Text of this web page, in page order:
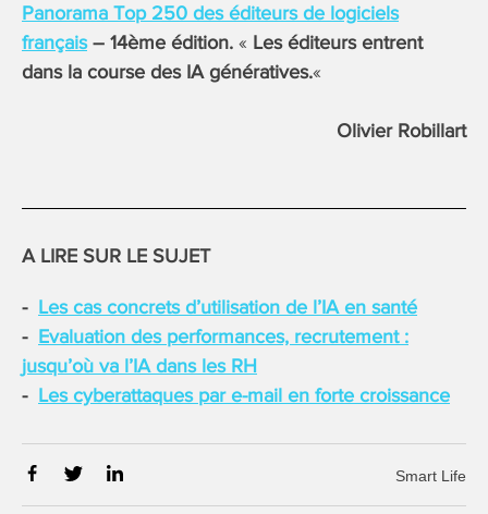
Panorama Top 250 des éditeurs de logiciels
français– 14ème édition. « Les éditeurs entrent
dans la course des IA génératives.«
Olivier Robillart
A LIRE SUR LE SUJET
Les cas concrets d’utilisation de l’IA en santé
Evaluation des performances, recrutement :
jusqu’où va l’IA dans les RH
Les cyberattaques par e-mail en forte croissance
Smart Life